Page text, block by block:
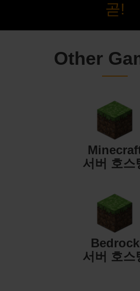
곧!
Other
서버 호스
Bedrock
서버 호스